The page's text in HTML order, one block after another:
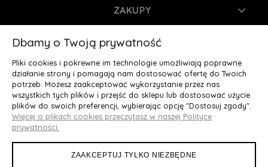
ZAKUPY
INFORMACJE
MOJE KONTO
O NAS
Deluxury.pl
Dbamy o Twoją prywatność
Pliki cookies i pokrewne im technologie umożliwiają poprawne
działanie strony i pomagają nam dostosować ofertę do Twoich
potrzeb. Możesz zaakceptować wykorzystanie przez nas
wszystkich tych plików i przejść do sklepu lub dostosować użycie
plików do swoich preferencji, wybierając opcję "Dostosuj zgody".
Więcej o plikach cookies przeczytasz w naszej Polityce
prywatności.
ZAAKCEPTUJ TYLKO NIEZBĘDNE